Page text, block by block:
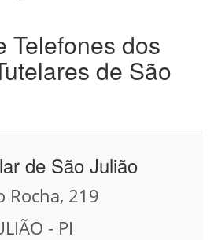
Telefones dos
de São
de São Julião
Rocha, 219
- PI